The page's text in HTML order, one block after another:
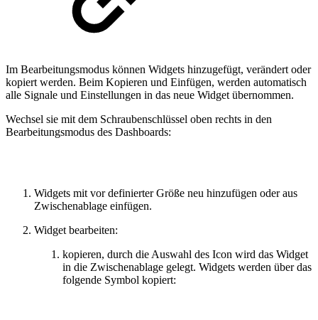
Im Bearbeitungsmodus können Widgets hinzugefügt, verändert oder
kopiert werden. Beim Kopieren und Einfügen, werden automatisch
alle Signale und Einstellungen in das neue Widget übernommen.
Wechsel sie mit dem Schraubenschlüssel oben rechts in den
Bearbeitungsmodus des Dashboards:
Widgets mit vor definierter Größe neu hinzufügen oder aus
Zwischenablage einfügen.
Widget bearbeiten:
kopieren, durch die Auswahl des Icon wird das Widget
in die Zwischenablage gelegt. Widgets werden über das
folgende Symbol kopiert: